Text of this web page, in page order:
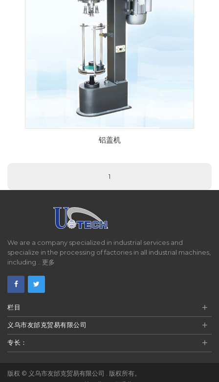
铝盖机
1
We are a company specialized in industrial services and
specialize in the processing of factories in all industrial machines,
including .. 更多
栏目 +
义乌市友邰克贸易有限公司 +
专长： +
版权 © 义乌市友邰克贸易有限公司
. 版权所有。